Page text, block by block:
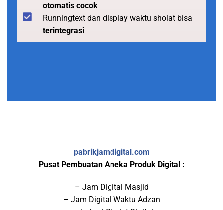
otomatis cocok
Runningtext dan display waktu sholat bisa
terintegrasi
pabrikjamdigital.com
Pusat Pembuatan Aneka Produk Digital :
– Jam Digital Masjid
– Jam Digital Waktu Adzan